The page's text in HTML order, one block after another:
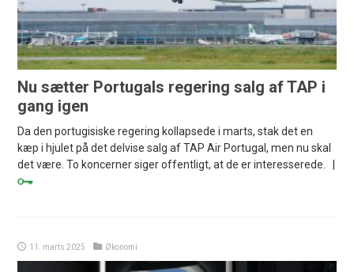
Nu sætter Portugals regering salg af TAP i
gang igen
Da den portugisiske regering kollapsede i marts, stak det en
kæp i hjulet på det delvise salg af TAP Air Portugal, men nu skal
det være. To koncerner siger offentligt, at de er interesserede. |
11. marts 2025 Økonomi